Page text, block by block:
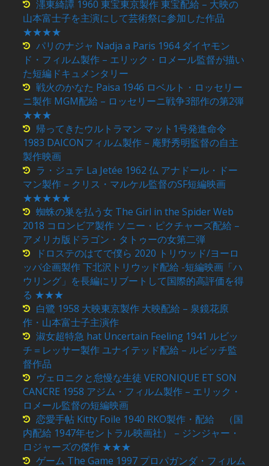
濹東綺譚 1960 東宝東京製作 東宝配給 – 大映の
山本富士子を主演にして芸術祭に参加した作品
★★★★
パリのナジャ Nadja a Paris 1964 ダイヤモン
ド・フィルム製作 – エリック・ロメール監督が描い
た短編ドキュメンタリー
戦火のかなた Paisa 1946 ロベルト・ロッセリー
ニ製作 MGM配給 – ロッセリーニ戦争3部作の第2弾
★★★
帰ってきたウルトラマン マット1号発進命令
1983 DAICONフィルム製作 – 庵野秀明監督の自主
製作映画
ラ・ジュテ La Jetée 1962 仏 アナドール・ドー
マン製作 – クリス・マルケル監督のSF短編映画
★★★★★
蜘蛛の巣を払う女 The Girl in the Spider Web
2018 コロンビア製作 ソニー・ピクチャーズ配給 –
アメリカ版ドラゴン・タトゥーの女第二弾
ドロステのはてで僕ら 2020 トリウッド/ヨーロ
ッパ企画製作 下北沢トリウッド配給 -短編映画「ハ
ウリング」を長編にリブートして国際的高評価を得
る ★★★
白鷺 1958 大映東京製作 大映配給 – 泉鏡花原
作・山本富士子主演作
淑女超特急 hat Uncertain Feeling 1941 ルビッ
チ＝レッサー製作 ユナイテッド配給 – ルビッチ監
督作品
ヴェロニクと怠慢な生徒 VERONIQUE ET SON
CANCRE 1958 アジム・フィルム製作 – エリック・
ロメール監督の短編映画
恋愛手帖 Kitty Foile 1940 RKO製作・配給 （国
内配給 1947年セントラル映画社） – ジンジャー・
ロジャーズの傑作 ★★★
ゲーム The Game 1997 プロパガンダ・フィルム